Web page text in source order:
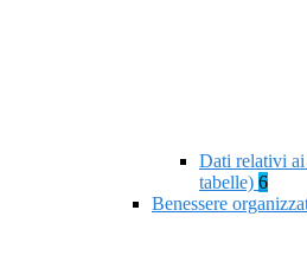
Dati relativi
tabelle) 6
Benessere